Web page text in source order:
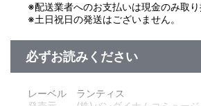
※配送業者へのお支払いは現金のみ取り
※土日祝日の発送はございません。
必ずお読みください
レーベル ランティス